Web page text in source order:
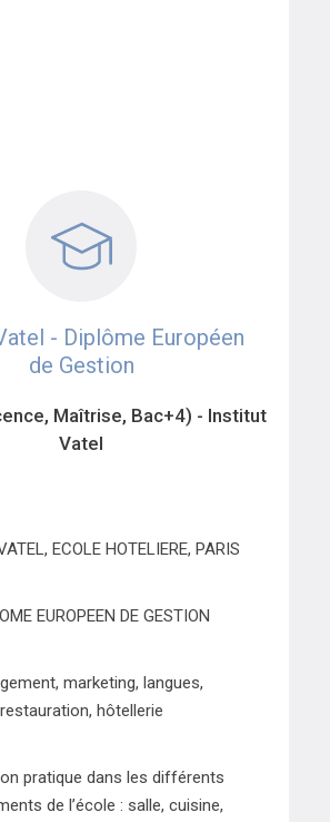
- Diplôme Européen
de Gestion
Maîtrise, Bac+4) - Institut
Vatel
ECOLE HOTELIERE, PARIS
EUROPEEN DE GESTION
marketing, langues,
restauration, hôtellerie
pratique dans les différents
de l’école : salle, cuisine,